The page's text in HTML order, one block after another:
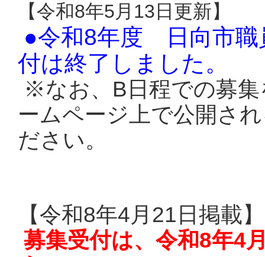
【令和8年5月13日更新】
●令和8年度 日向市職
付は終了しました。
※なお、B日程での募
ームページ上で公開さ
ださい。
【令和8年4月21日掲載】
募集受付は、令和8年4